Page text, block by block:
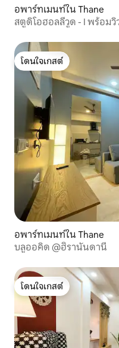
อพาร์ทเมนท์ใน Thane
สตูดิโอฮอลลีวูด - I พร้อมวิ
โดนใจเกสต์
โดนใจเกสต์
อพาร์ทเมนท์ใน Thane
บลูออคิด @ฮิรานันดานี
โดนใจเกสต์
โดนใจเกสต์